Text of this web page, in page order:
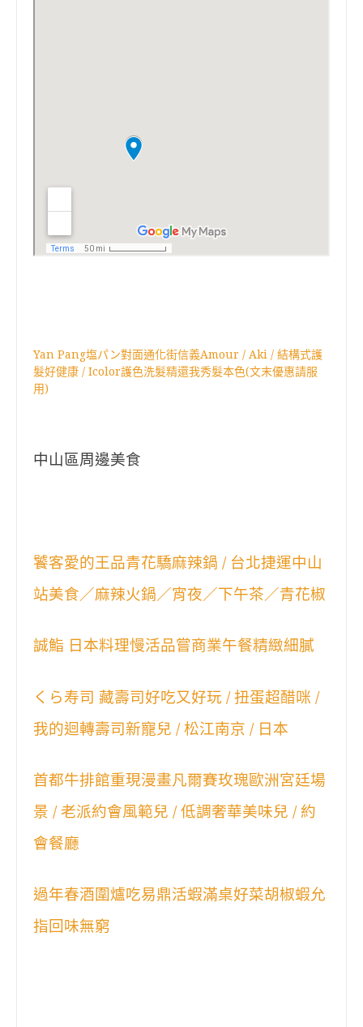
Yan Pang塩パン對面通化街信義Amour / Aki / 結構式護
髮好健康 / Icolor護色洗髮精還我秀髮本色(文末優惠請服
用)
中山區周邊美食
饕客愛的王品青花驕麻辣鍋 / 台北捷運中山
站美食／麻辣火鍋／宵夜／下午茶／青花椒
誠鮨 日本料理慢活品嘗商業午餐精緻細膩
くら寿司 藏壽司好吃又好玩 / 扭蛋超醋咪 /
我的迴轉壽司新寵兒 / 松江南京 / 日本
首都牛排館重現漫畫凡爾賽玫瑰歐洲宮廷場
景 / 老派約會風範兒 / 低調奢華美味兒 / 約
會餐廳
過年春酒圍爐吃易鼎活蝦滿桌好菜胡椒蝦允
指回味無窮